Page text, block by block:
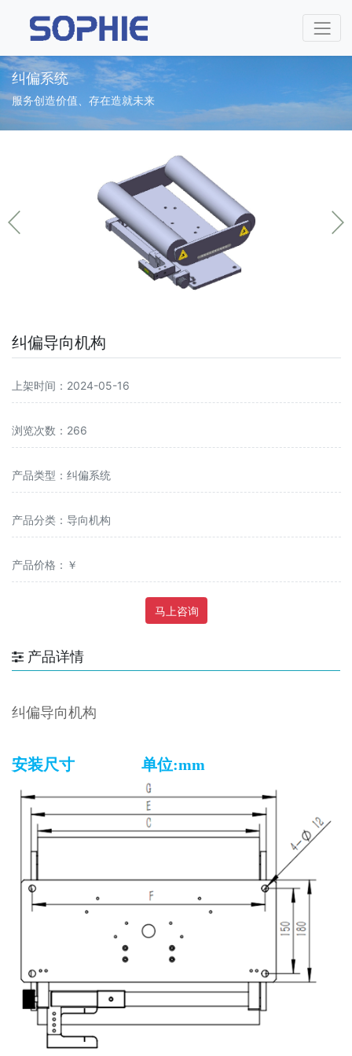
纠偏系统
服务创造价值、存在造就未来
纠偏导向机构
上架时间：2024-05-16
浏览次数：266
产品类型：纠偏系统
产品分类：导向机构
产品价格：￥
马上咨询
产品详情
纠偏导向机构
安装尺寸 单位:mm